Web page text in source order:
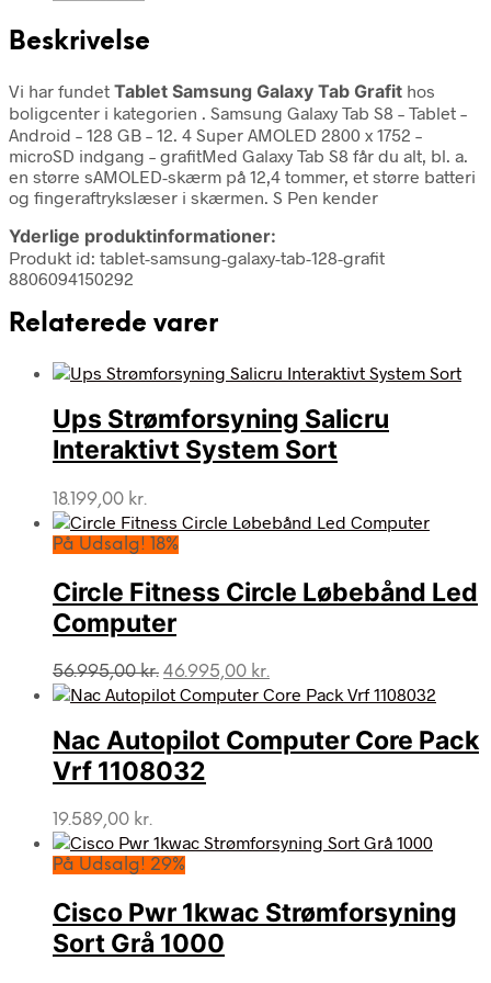
Beskrivelse
Vi har fundet Tablet Samsung Galaxy Tab Grafit hos
boligcenter i kategorien . Samsung Galaxy Tab S8 – Tablet –
Android – 128 GB – 12. 4 Super AMOLED 2800 x 1752 –
microSD indgang – grafitMed Galaxy Tab S8 får du alt, bl. a.
en større sAMOLED-skærm på 12,4 tommer, et større batteri
og fingeraftrykslæser i skærmen. S Pen kender
Yderlige produktinformationer:
Produkt id: tablet-samsung-galaxy-tab-128-grafit
8806094150292
Relaterede varer
Ups Strømforsyning Salicru
Interaktivt System Sort
18.199,00 kr.
På Udsalg! 18%
Circle Fitness Circle Løbebånd Led
Computer
56.995,00kr. Den
oprindelige
var:
56.995,00 kr..
46.995,00 kr.
aktuelle
er:
46.995,00 kr..
Nac Autopilot Computer Core Pack
Vrf 1108032
19.589,00 kr.
På Udsalg! 29%
Cisco Pwr 1kwac Strømforsyning
Sort Grå 1000